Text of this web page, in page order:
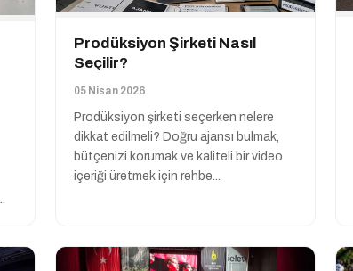
Prodüksiyon Şirketi Nasıl
Seçilir?
05 Nisan 2026
Prodüksiyon şirketi seçerken nelere
dikkat edilmeli? Doğru ajansı bulmak,
bütçenizi korumak ve kaliteli bir video
içeriği üretmek için rehbe...